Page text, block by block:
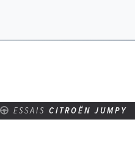
ESSAIS CITROËN JUMPY